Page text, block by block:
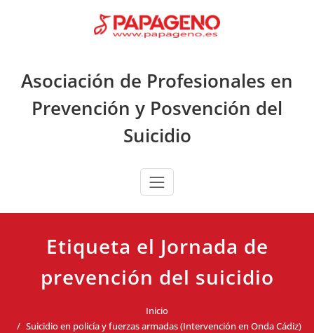
Asociación de Profesionales en
Prevención y Posvención del
Suicidio
Etiqueta el Jornada de
prevención del suicidio
Inicio
Suicidio en policía y fuerzas armadas (Intervención en Onda Cádiz)